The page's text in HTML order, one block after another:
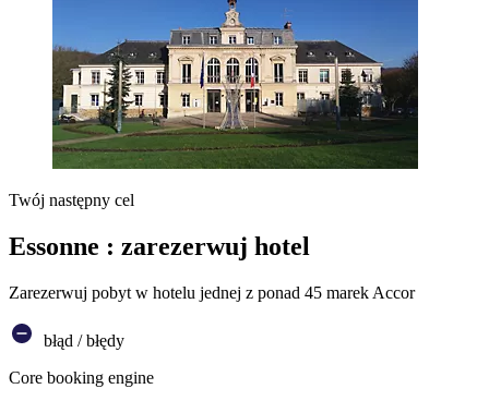
Twój następny cel
Essonne : zarezerwuj hotel
Zarezerwuj pobyt w hotelu jednej z ponad 45 marek Accor
błąd / błędy
Core booking engine